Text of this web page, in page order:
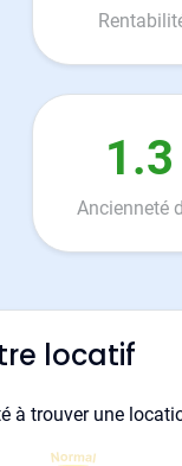
Ancienneté
locatif
à trouver une